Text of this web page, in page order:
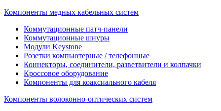
Компоненты медных кабельных систем
Коммутационные патч-панели
Коммутационные шнуры
Модули Keystone
Розетки компьютерные / телефонные
Коннекторы, соединители, разветвители и колпачки
Кроссовое оборудование
Компоненты для коаксиального кабеля
Компоненты волоконно-оптических систем